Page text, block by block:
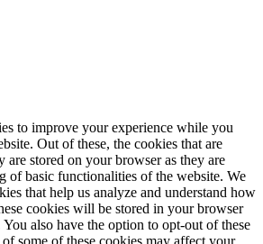
to improve your experience while you
Out of these, the cookies that are
are stored on your browser as they are
of basic functionalities of the website. We
that help us analyze and understand how
cookies will be stored in your browser
also have the option to opt-out of these